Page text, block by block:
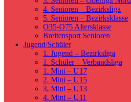
4. Senioren – Bezirksliga
5. Senioren – Bezirksklasse
O35-O75 Altersklasse
Breitensport Senioren
Jugend/Schüler
1. Jugend – Bezirksliga
1. Schüler – Verbandsliga
1. Mini – U17
2. Mini – U15
3. Mini – U13
4. Mini – U11